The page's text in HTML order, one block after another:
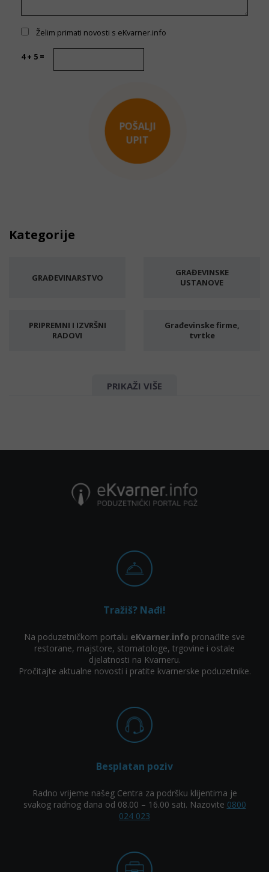
Želim primati novosti s eKvarner.info
4 + 5 =
POŠALJI
UPIT
Kategorije
GRAĐEVINARSTVO
GRAĐEVINSKE
USTANOVE
PRIPREMNI I IZVRŠNI
RADOVI
Građevinske firme,
tvrtke
Rušenje drveća, krčenje
šume
Malčiranje
PRIKAŽI VIŠE
Tražiš? Nađi!
Na poduzetničkom portalu eKvarner.info pronađite sve
restorane, majstore, stomatologe, trgovine i ostale
djelatnosti na Kvarneru.
Pročitajte aktualne novosti i pratite kvarnerske poduzetnike.
Besplatan poziv
Radno vrijeme našeg Centra za podršku klijentima je
svakog radnog dana od 08.00 – 16.00 sati. Nazovite 0800
024 023